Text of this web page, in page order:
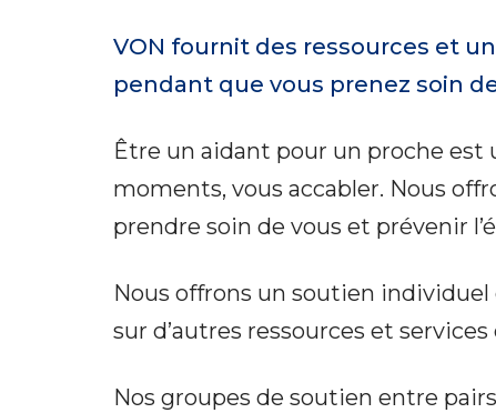
VON fournit des ressources et
pendant que vous prenez soin
Être un aidant pour un proche est
moments, vous accabler. Nous
prendre soin de vous et prévenir
Nous offrons un soutien
sur d’autres ressources et
Nos groupes de soutien entre